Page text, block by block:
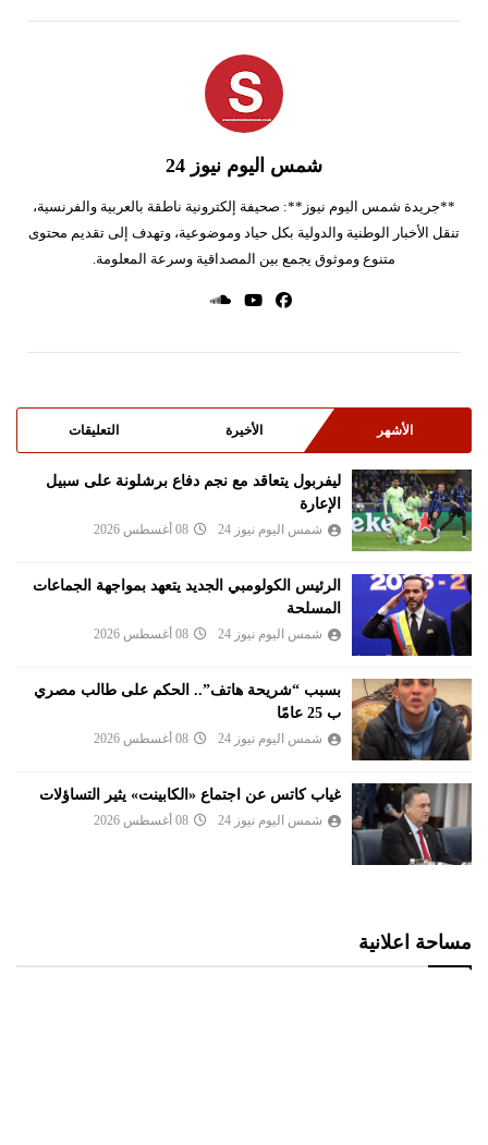
شمس اليوم نيوز 24
**جريدة شمس اليوم نيوز**: صحيفة إلكترونية ناطقة بالعربية والفرنسية،
تنقل الأخبار الوطنية والدولية بكل حياد وموضوعية، وتهدف إلى تقديم محتوى
متنوع وموثوق يجمع بين المصداقية وسرعة المعلومة.
الأشهر الأخيرة التعليقات
ليفربول يتعاقد مع نجم دفاع برشلونة على سبيل
الإعارة
شمس اليوم نيوز 24 08 أغسطس 2026
الرئيس الكولومبي الجديد يتعهد بمواجهة الجماعات
المسلحة
شمس اليوم نيوز 24 08 أغسطس 2026
بسبب “شريحة هاتف”.. الحكم على طالب مصري
ب 25 عامًا
شمس اليوم نيوز 24 08 أغسطس 2026
غياب كاتس عن اجتماع «الكابينت» يثير التساؤلات
شمس اليوم نيوز 24 08 أغسطس 2026
مساحة اعلانية